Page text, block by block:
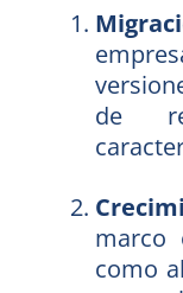
de
marco
como